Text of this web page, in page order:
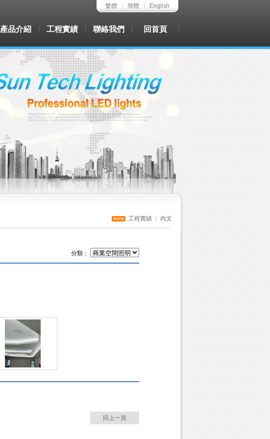
繁體 簡體 English
產品介紹 工程實績 聯絡我們 回首頁
工程實績 內文
分類：
回上一頁